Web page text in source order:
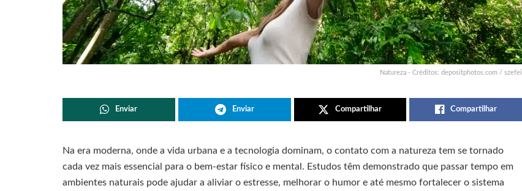
Natureza - Créditos: depositphotos.com / szefei
Enviar Enviar Compartilhar Compartilhar
Na era moderna, onde a vida urbana e a tecnologia dominam, o contato com a natureza tem se tornado
cada vez mais essencial para o bem-estar físico e mental. Estudos têm demonstrado que passar tempo em
ambientes naturais pode ajudar a aliviar o estresse, melhorar o humor e até mesmo fortalecer o sistema